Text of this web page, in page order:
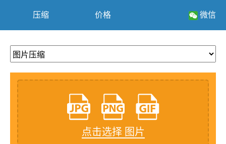
微信
压缩 价格
点击选择 图片